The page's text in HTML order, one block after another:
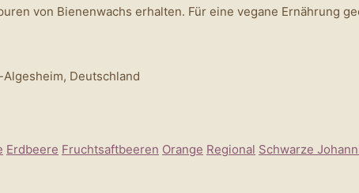
von Bienenwachs erhalten. Für eine vegane Ernährung
Deutschland
Erdbeere Fruchtsaftbeeren Orange Regional Schwarze